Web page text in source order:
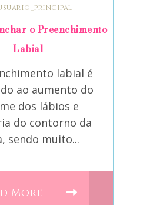
o Preenchimento
Labial
labial é
ao aumento do
dos lábios e
do contorno da
sendo muito...
More